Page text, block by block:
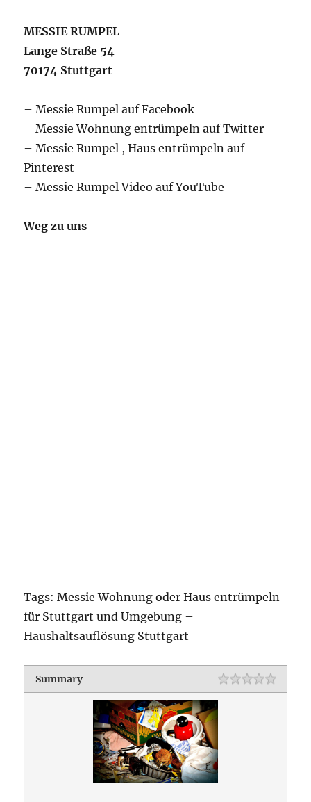
MESSIE RUMPEL
Lange Straße 54
70174 Stuttgart
– Messie Rumpel auf Facebook
– Messie Wohnung entrümpeln auf Twitter
– Messie Rumpel , Haus entrümpeln auf
Pinterest
– Messie Rumpel Video auf YouTube
Weg zu uns
Tags: Messie Wohnung oder Haus entrümpeln
für Stuttgart und Umgebung –
Haushaltsauflösung Stuttgart
Summary